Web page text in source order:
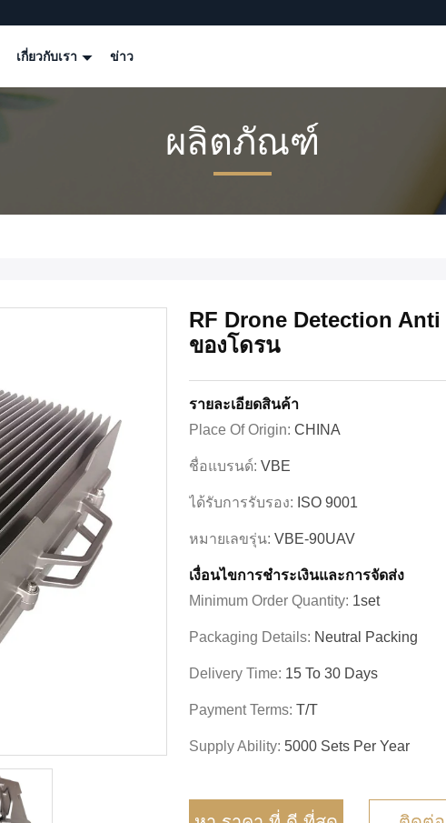
เกี่ยวกับเรา ข่าว
ผลิตภัณฑ์
RF Drone Detection Anti
ของโดรน
รายละเอียดสินค้า
Place Of Origin: CHINA
ชื่อแบรนด์: VBE
ได้รับการรับรอง: ISO 9001
หมายเลขรุ่น: VBE-90UAV
เงื่อนไขการชําระเงินและการจัดส่ง
Minimum Order Quantity: 1set
Packaging Details: Neutral Packing
Delivery Time: 15 To 30 Days
Payment Terms: T/T
Supply Ability: 5000 Sets Per Year